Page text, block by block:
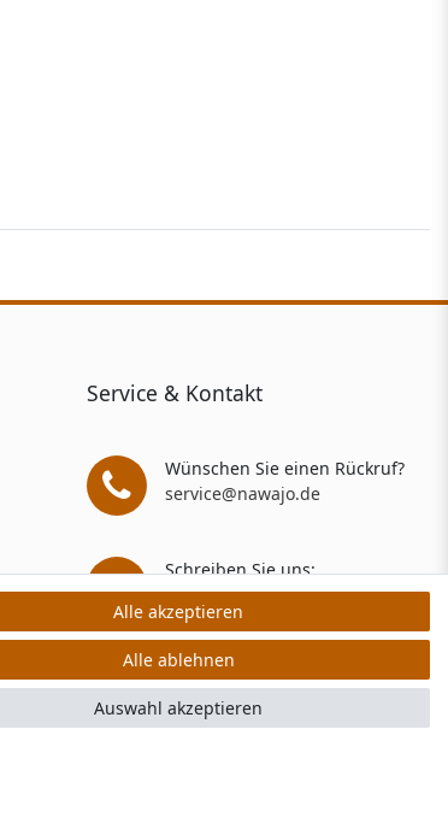
Service & Kontakt
Wünschen Sie einen Rückruf?
service@nawajo.de
Schreiben Sie uns:
service@nawajo.de
und 3 Bewertungsplattformen
Alle akzeptieren
Alle ablehnen
Auswahl akzeptieren
Alle akzeptieren
Alle ablehnen
Auswahl akzeptieren